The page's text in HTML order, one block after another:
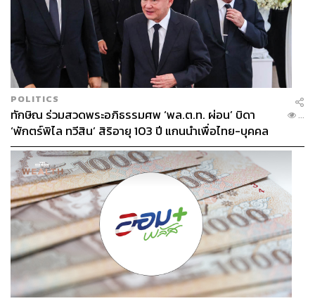
POLITICS
ทักษิณ ร่วมสวดพระอภิธรรมศพ ‘พล.ต.ท. ผ่อน’ บิดา
‘พักตร์พิไล ทวีสิน’ สิริอายุ 103 ปี แกนนำเพื่อไทย-บุคคล
หลากวงการร่วมอาลัย
...